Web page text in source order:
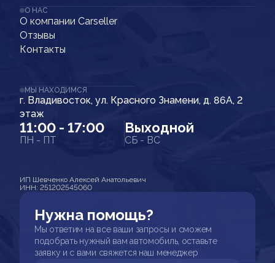
О НАС
О компании Carseller
Отзывы
Контакты
МЫ НАХОДИМСЯ
г. Владивосток, ул. Красного Знамени, д. 86А, 2
этаж
11:00 - 17:00
ПН - ПТ
Выходной
СБ - ВС
ИП Шевченко Алексей Анатольевич
ИНН: 251202545060
Нужна помощь?
Мы ответим на все ваши запросы и сможем
подобрать нужный вам автомобиль, оставьте
заявку и с вами свяжется наш менеджер